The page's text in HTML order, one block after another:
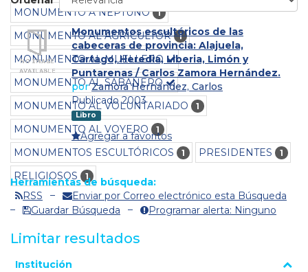
MONUMENTO A NEPTUNO
1
MONUMENTO AL AGRICULTOR 1
MONUMENTO AL MUELLERO
MONUMENTO AL SABANERO
MONUMENTO AL VOLUNTARIADO
1
MONUMENTO AL VOYERO 1
MONUMENTOS ESCULTÓRICOS 1 PRESIDENTES 1
RELIGIOSOS 1
Monumentos escultóricos de las
cabeceras de provincia: Alajuela,
Cartago, Heredia, Liberia, Limón y
Puntarenas / Carlos Zamora Hernández.
porZamora Hernández, Carlos
Publicado 2003
Libro
Agregar a favoritos
Herramientas de búsqueda:
RSS
Enviar por Correo electrónico esta Búsqueda
Guardar Búsqueda
Programar alerta: Ninguno
Limitar resultados
La página se volverá a cargar cuando se seleccione o excluya
Institución